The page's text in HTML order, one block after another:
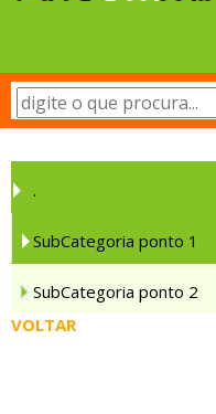
.
SubCategoria ponto 1
SubCategoria ponto 2
VOLTAR